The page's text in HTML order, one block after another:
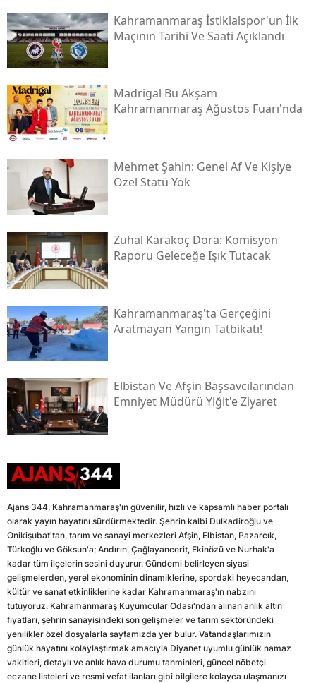
Kahramanmaraş İstiklalspor'un İlk
Maçının Tarihi Ve Saati Açıklandı
Madrigal Bu Akşam
Kahramanmaraş Ağustos Fuarı'nda
Mehmet Şahin: Genel Af Ve Kişiye
Özel Statü Yok
Zuhal Karakoç Dora: Komisyon
Raporu Geleceğe Işık Tutacak
Kahramanmaraş'ta Gerçeğini
Aratmayan Yangın Tatbikatı!
Elbistan Ve Afşin Başsavcılarından
Emniyet Müdürü Yiğit'e Ziyaret
Ajans 344, Kahramanmaraş'ın güvenilir, hızlı ve kapsamlı haber portalı
olarak yayın hayatını sürdürmektedir. Şehrin kalbi Dulkadiroğlu ve
Onikişubat'tan, tarım ve sanayi merkezleri Afşin, Elbistan, Pazarcık,
Türkoğlu ve Göksun'a; Andırın, Çağlayancerit, Ekinözü ve Nurhak'a
kadar tüm ilçelerin sesini duyurur. Gündemi belirleyen siyasi
gelişmelerden, yerel ekonominin dinamiklerine, spordaki heyecandan,
kültür ve sanat etkinliklerine kadar Kahramanmaraş'ın nabzını
tutuyoruz. Kahramanmaraş Kuyumcular Odası'ndan alınan anlık altın
fiyatları, şehrin sanayisindeki son gelişmeler ve tarım sektöründeki
yenilikler özel dosyalarla sayfamızda yer bulur. Vatandaşlarımızın
günlük hayatını kolaylaştırmak amacıyla Diyanet uyumlu günlük namaz
vakitleri, detaylı ve anlık hava durumu tahminleri, güncel nöbetçi
eczane listeleri ve resmi vefat ilanları gibi bilgilere kolayca ulaşmanızı